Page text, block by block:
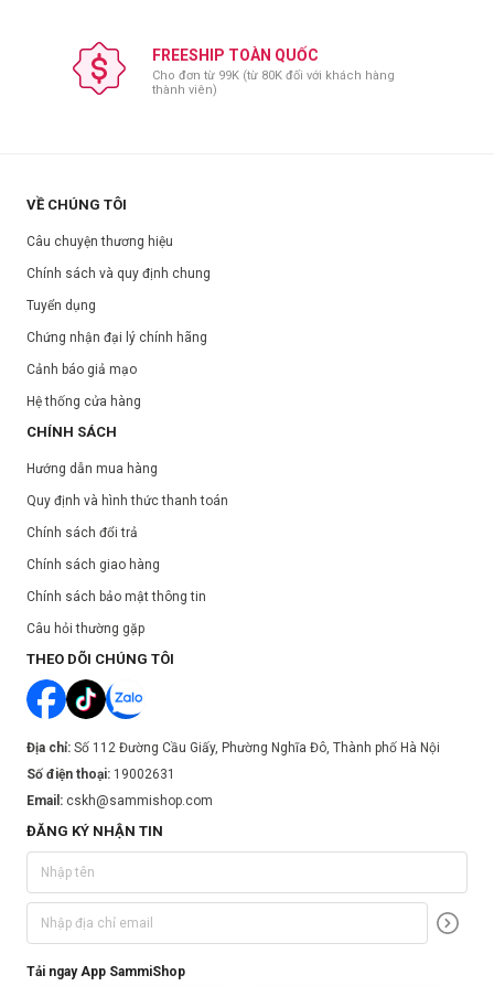
FREESHIP TOÀN QUỐC
Cho đơn từ 99K (từ 80K đối với khách hàng
thành viên)
VỀ CHÚNG TÔI
Câu chuyện thương hiệu
Chính sách và quy định chung
Tuyển dụng
Chứng nhận đại lý chính hãng
Cảnh báo giả mạo
Hệ thống cửa hàng
CHÍNH SÁCH
Hướng dẫn mua hàng
Quy định và hình thức thanh toán
Chính sách đổi trả
Chính sách giao hàng
Chính sách bảo mật thông tin
Câu hỏi thường gặp
THEO DÕI CHÚNG TÔI
Địa chỉ: Số 112 Đường Cầu Giấy, Phường Nghĩa Đô, Thành phố Hà Nội
Số điện thoại: 19002631
Email: cskh@sammishop.com
ĐĂNG KÝ NHẬN TIN
Tải ngay App SammiShop